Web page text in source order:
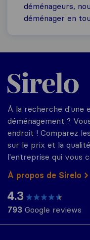
déménageurs,
déménager en
Sirelo.fr
À la recherche d'une
déménagement ?
endroit ! Comparez
sur le prix et la
l'entreprise qui vous
À propos de Sirelo
4.3
793 Google reviews